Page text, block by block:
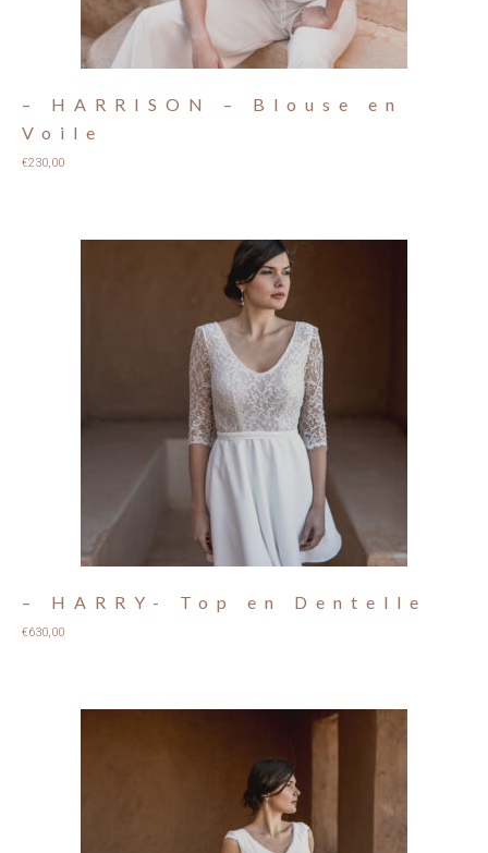
– HARRISON – Blouse en
Voile
€230,00
– HARRY- Top en Dentelle
€630,00